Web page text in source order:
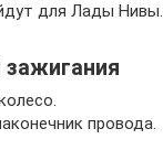
для Лады Нивы.
зажигания
провода.